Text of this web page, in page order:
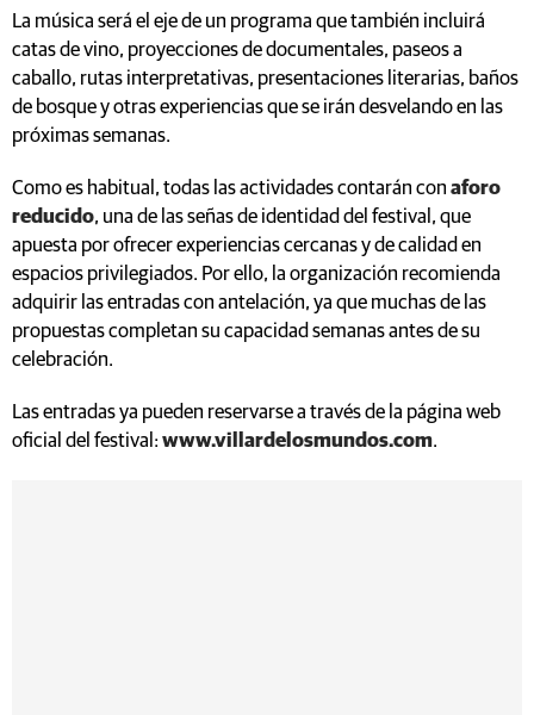
La música será el eje de un programa que también incluirá
catas de vino, proyecciones de documentales, paseos a
caballo, rutas interpretativas, presentaciones literarias, baños
de bosque y otras experiencias que se irán desvelando en las
próximas semanas.
Como es habitual, todas las actividades contarán con aforo
reducido, una de las señas de identidad del festival, que
apuesta por ofrecer experiencias cercanas y de calidad en
espacios privilegiados. Por ello, la organización recomienda
adquirir las entradas con antelación, ya que muchas de las
propuestas completan su capacidad semanas antes de su
celebración.
Las entradas ya pueden reservarse a través de la página web
oficial del festival: www.villardelosmundos.com.